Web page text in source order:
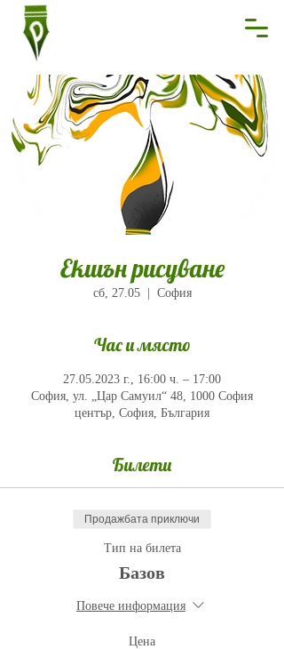
Екшън рисуване
сб, 27.05
  |
София
Час и място
27.05.2023 г., 16:00 ч. – 17:00
София, ул. „Цар Самуил“ 48, 1000 София
център, София, България
Билети
Продажбата приключи
Тип на билета
Базов
Повече информация
Цена